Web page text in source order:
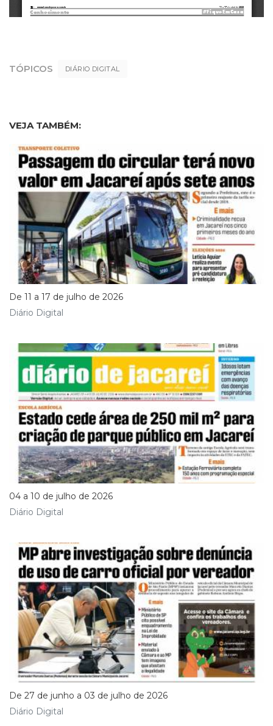
TÓPICOS DIÁRIO DIGITAL
VEJA TAMBÉM:
De 11 a 17 de julho de 2026
Diário Digital
04 a 10 de julho de 2026
Diário Digital
De 27 de junho a 03 de julho de 2026
Diário Digital